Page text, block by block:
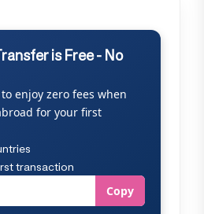
is Free - No
enjoy zero fees when
for your first
transaction
Copy